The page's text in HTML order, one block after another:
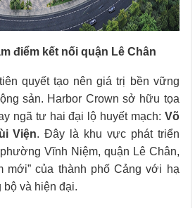
điểm kết nối quận Lê Chân
quyết tạo nên giá trị bền vững
sản. Harbor Crown sở hữu tọa
ngã tư hai đại lộ huyết mạch: Võ
Viện. Đây là khu vực phát triển
Vĩnh Niệm, quận Lê Chân,
mới” của thành phố Cảng với hạ
bộ và hiện đại.